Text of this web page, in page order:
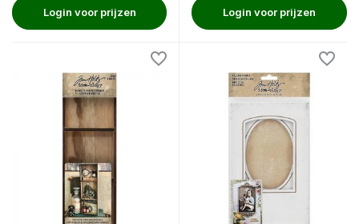
Login voor prijzen Login voor prijzen